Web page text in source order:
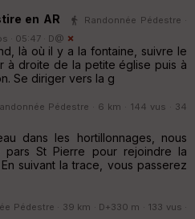
en AR
Randonnée Pédestre ·
· 05:47 · D@
là où il y a la fontaine, suivre le
à droite de la petite église puis à
Se diriger vers la g
Pédestre · 6 km · 144 vus · 34
dans les hortillonnages, nous
St Pierre pour rejoindre la
suivant la trace, vous passerez
Pédestre · 39 km · D+330 m · 133 vus ·